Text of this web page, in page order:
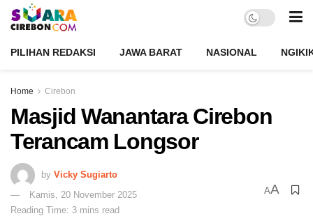
PILIHAN REDAKSI JAWA BARAT NASIONAL
Home Cirebon
Masjid Wanantara Cirebon
Terancam Longsor
by Vicky Sugiarto
Kamis, 20 November 2025
Reading Time: 3 mins read
AA